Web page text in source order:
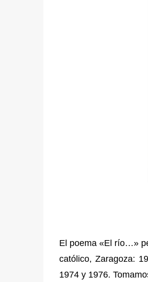
El poema «El río…»
católico, Zaragoza:
1974 y 1976.